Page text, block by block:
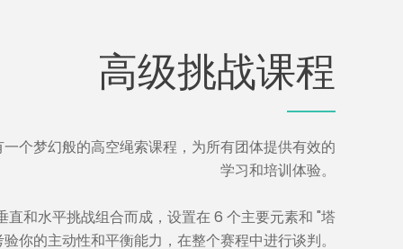
高级挑战课程
个梦幻般的高空绳索课程，为所有团体提供有效的
学习和培训体验。
直和水平挑战组合而成，设置在 6 个主要元素和 "塔
你的主动性和平衡能力，在整个赛程中进行谈判。